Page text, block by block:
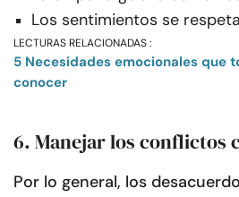
Los sentimientos se
LECTURAS RELACIONADAS :
5 Necesidades emocionales que
conocer
6. Manejar los conflictos
Por lo general, los